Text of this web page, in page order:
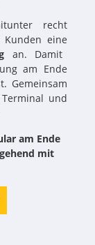
recht
eine
an. Damit
am Ende
Gemeinsam
und
am Ende
mit